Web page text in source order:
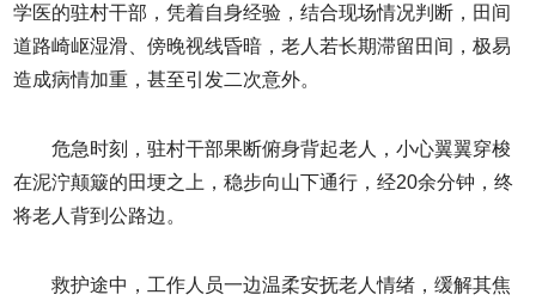
学医的驻村干部，凭着自身经验，结合现场情况判断，田间
道路崎岖湿滑、傍晚视线昏暗，老人若长期滞留田间，极易
造成病情加重，甚至引发二次意外。
危急时刻，驻村干部果断俯身背起老人，小心翼翼穿梭
在泥泞颠簸的田埂之上，稳步向山下通行，经20余分钟，终
将老人背到公路边。
救护途中，工作人员一边温柔安抚老人情绪，缓解其焦